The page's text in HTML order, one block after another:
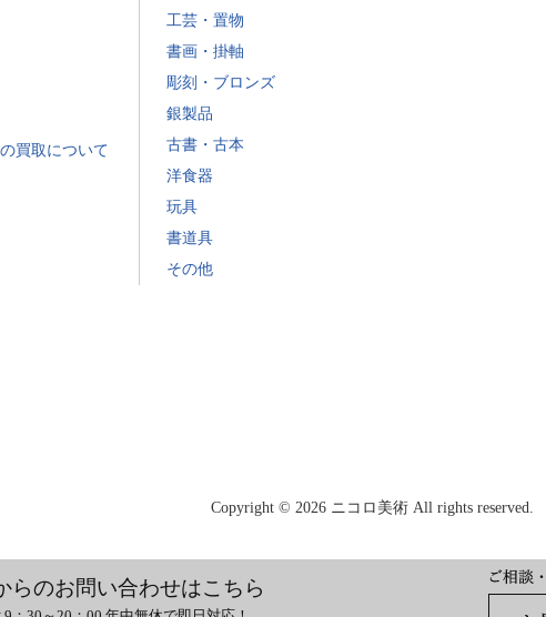
工芸・置物
書画・掛軸
彫刻・ブロンズ
銀製品
古書・古本
洋食器
玩具
書道具
その他
買取について
Copyright © 2026 ニコロ美術 All rights reserved.
らのお問い合わせはこちら